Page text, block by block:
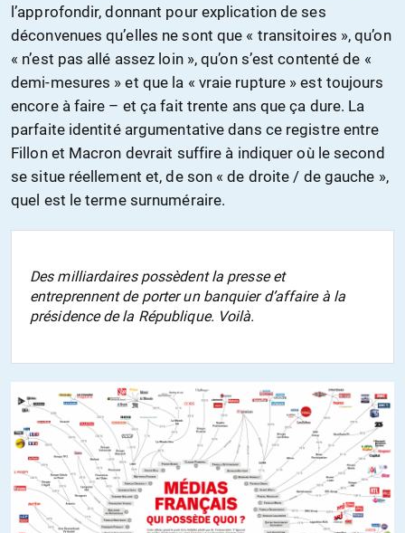
l’approfondir, donnant pour explication de ses
déconvenues qu’elles ne sont que « transitoires », qu’on
« n’est pas allé assez loin », qu’on s’est contenté de «
demi-mesures » et que la « vraie rupture » est toujours
encore à faire – et ça fait trente ans que ça dure. La
parfaite identité argumentative dans ce registre entre
Fillon et Macron devrait suffire à indiquer où le second
se situe réellement et, de son « de droite / de gauche »,
quel est le terme surnuméraire.
Des milliardaires possèdent la presse et
entreprennent de porter un banquier d’affaire à la
présidence de la République. Voilà.